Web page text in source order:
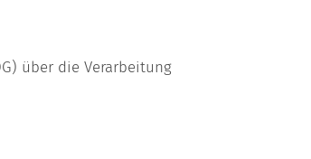
über die Verarbeitung